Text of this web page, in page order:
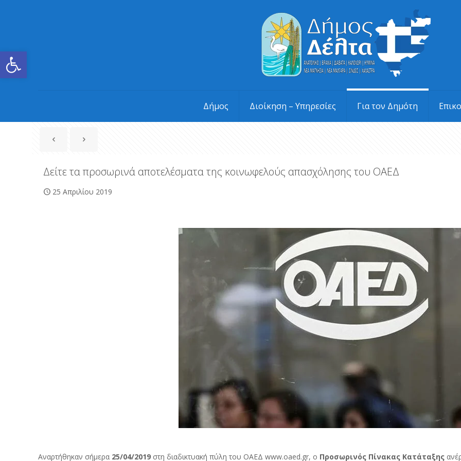
Ανοίξτε τη γραμμή εργαλείων
Δήμος Διοίκηση – Υπηρεσίες Για τον Δημότη
Δείτε τα προσωρινά αποτελέσματα της κοινωφελούς απασχόλησης του ΟΑΕΔ
25 Απριλίου 2019
Αναρτήθηκαν σήμερα 25/04/2019 στη διαδικτυακή πύλη του ΟΑΕΔ www.oaed.gr, ο Προσωρινός Πίνακας Κατάταξης